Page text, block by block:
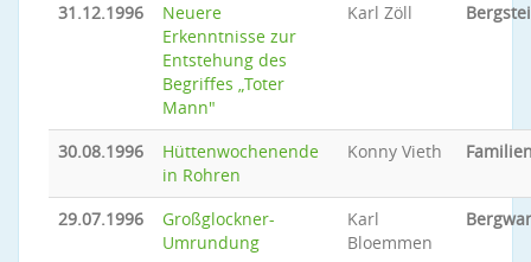
31.12.1996
Neuere
Erkenntnisse zur
Entstehung des
Begriffes „Toter
Mann"
Karl Zöll
30.08.1996
Hüttenwochenende
in Rohren
Konny Vieth
29.07.1996
Großglockner-
Umrundung
Karl
Bloemmen